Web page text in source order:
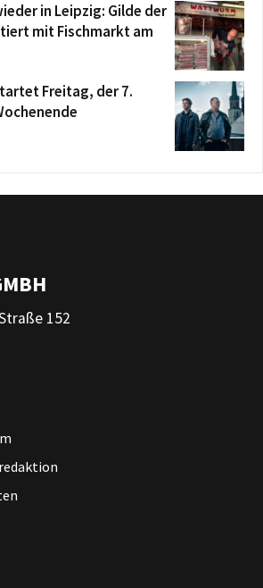
in Leipzig: Gilde der
mit Fischmarkt am
Freitag, der 7.
152